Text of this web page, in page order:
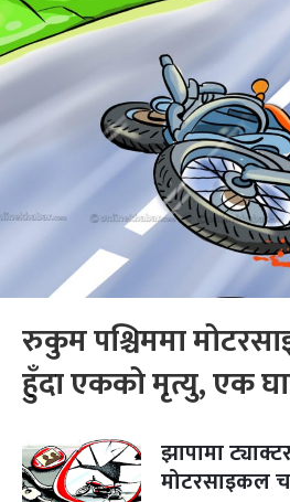
रुकुम पश्चिममा
हुँदा एकको मृत्यु, एक
झापामा
मोटरसाइकल